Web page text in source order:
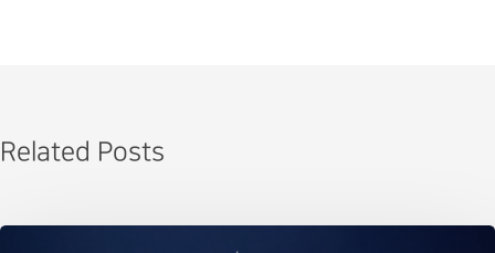
Related Posts